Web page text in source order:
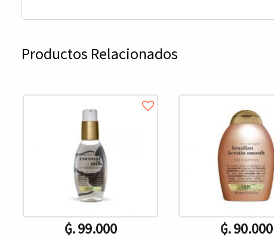
Productos Relacionados
₲. 99.000 ₲. 90.000